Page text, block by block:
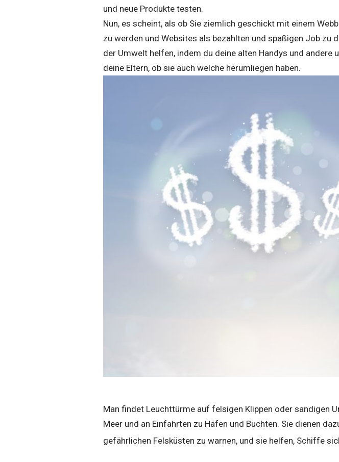
und neue Produkte testen.
Nun, es scheint, als ob Sie ziemlich geschickt mit einem
zu werden und Websites als bezahlten und spaßigen Job zu
der Umwelt helfen, indem du deine alten Handys und
deine Eltern, ob sie auch welche herumliegen haben.
Man findet Leuchttürme auf felsigen Klippen oder sandigen
Meer und an Einfahrten zu Häfen und Buchten. Sie dienen
gefährlichen Felsküsten zu warnen, und sie helfen, Schiffe